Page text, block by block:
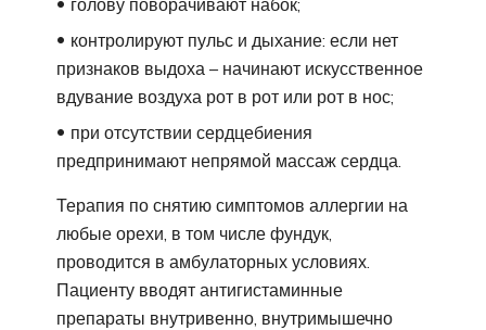
контролируют пульс и дыхание: если нет
признаков выдоха – начинают искусственное
вдувание воздуха рот в рот или рот в нос;
при отсутствии сердцебиения
предпринимают непрямой массаж сердца.
Терапия по снятию симптомов аллергии на
любые орехи, в том числе фундук,
проводится в амбулаторных условиях.
Пациенту вводят антигистаминные
препараты внутривенно, внутримышечно